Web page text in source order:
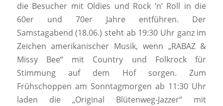
die Besucher mit Oldies und Rock ‘n‘ Roll in die
60er und 70er Jahre entführen. Der
Samstagabend (18.06.) steht ab 19:30 Uhr ganz im
Zeichen amerikanischer Musik, wenn „RABAZ &
Missy Bee“ mit Country und Folkrock für
Stimmung auf dem Hof sorgen. Zum
Frühschoppen am Sonntagmorgen ab 11:30 Uhr
laden die „Original Blütenweg-Jazzer“ mit